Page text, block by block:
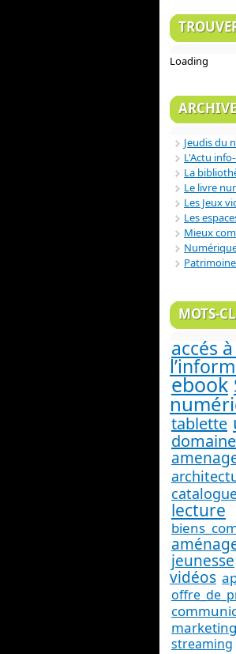
Loading
Jeudis du
L'Actu
La
Le livre
Les Jeux
Les
Mieux
Patrimoine
MOTS-
accés
ebook
tablette
lecture
jeunesse
vidéos
marketing
streaming